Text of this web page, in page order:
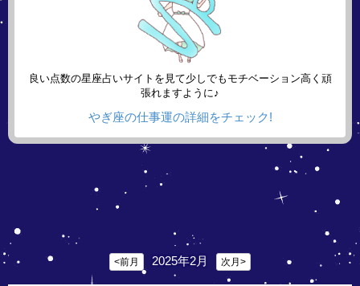
良い点数の星座占いサイトを見て少しでもモチベーション高く頑
張れますように♪
やぎ座の仕事運の詳細をチェック!
<前月 2025年2月 次月>